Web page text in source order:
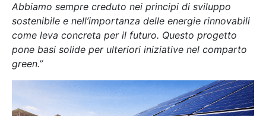
Abbiamo sempre creduto nei principi di sviluppo
sostenibile e nell’importanza delle energie rinnovabili
come leva concreta per il futuro. Questo progetto
pone basi solide per ulteriori iniziative nel comparto
green.”